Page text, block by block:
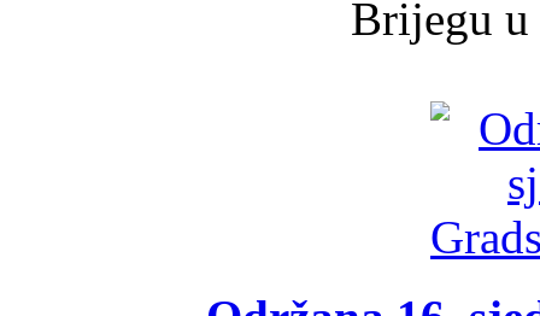
Brijegu u